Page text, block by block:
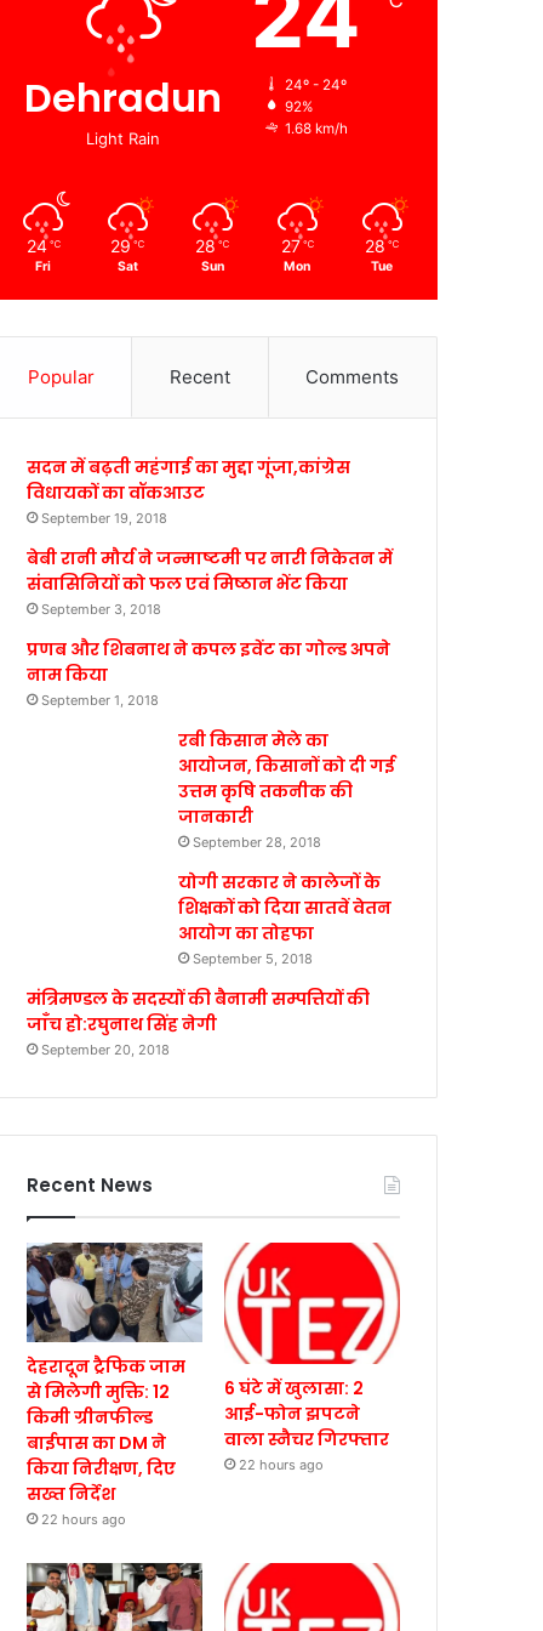
Dehradun
Light Rain
24º - 24º
92%
1.68 km/h
24 ℃
Fri
29 ℃
Sat
28 ℃
Sun
27 ℃
Mon
28 ℃
Tue
Popular Recent Comments
सदन में बढ़ती महंगाई का मुद्दा गूंजा,कांग्रेस
विधायकों का वॉकआउट
September 19, 2018
बेबी रानी मौर्य ने जन्माष्टमी पर नारी निकेतन में
संवासिनियों को फल एवं मिष्ठान भेंट किया
September 3, 2018
प्रणब और शिबनाथ ने कपल इवेंट का गोल्ड अपने
नाम किया
September 1, 2018
रबी किसान मेले का
आयोजन, किसानों को दी गई
उत्तम कृषि तकनीक की
जानकारी
September 28, 2018
योगी सरकार ने कालेजों के
शिक्षकों को दिया सातवें वेतन
आयोग का तोहफा
September 5, 2018
मंत्रिमण्डल के सदस्यों की बैनामी सम्पत्तियों की
जाँच हो:रघुनाथ सिंह नेगी
September 20, 2018
Recent News
देहरादून ट्रैफिक जाम
से मिलेगी मुक्ति: 12
किमी ग्रीनफील्ड
बाईपास का DM ने
किया निरीक्षण, दिए
सख्त निर्देश
22 hours ago
6 घंटे में खुलासा: 2
आई-फोन झपटने
वाला स्नैचर गिरफ्तार
22 hours ago